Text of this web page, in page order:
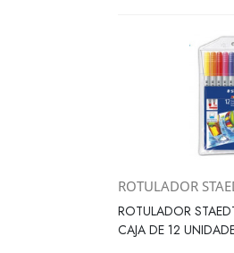
ROTULADOR
ROTULADOR
CAJA DE 12